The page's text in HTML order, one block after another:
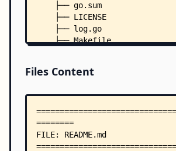
    ├── go.sum
    ├── LICENSE
    ├── log.go
    ├── Makefile
    ├── sample-btcwallet.conf
    ├── signalsigterm.go
    ├── walletsetup.go
    ├── .editorconfig
    ├── .golangci.yml
    ├── .protolint.yml
Files Content